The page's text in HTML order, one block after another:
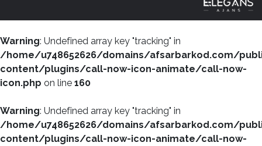
Warning: Undefined array key "tracking" in
/home/u748652626/domains/afsarbarkod.com/
content/plugins/call-now-icon-animate/call-now-
icon.php on line 160
Warning: Undefined array key "tracking" in
/home/u748652626/domains/afsarbarkod.com/
content/plugins/call-now-icon-animate/call-now-